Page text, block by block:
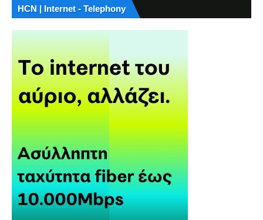
HCN | Internet - Telephony